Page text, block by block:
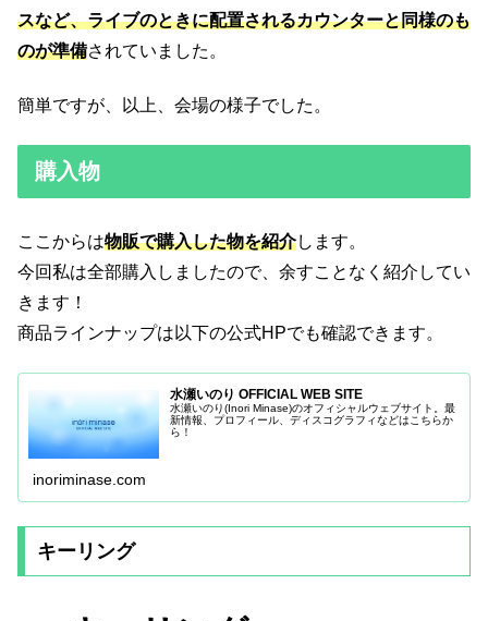
スなど、ライブのときに配置されるカウンターと同様のも
のが準備されていました。
簡単ですが、以上、会場の様子でした。
購入物
ここからは物販で購入した物を紹介します。
今回私は全部購入しましたので、余すことなく紹介してい
きます！
商品ラインナップは以下の公式HPでも確認できます。
水瀬いのり OFFICIAL WEB SITE
水瀬いのり(Inori Minase)のオフィシャルウェブサイト。最
新情報、プロフィール、ディスコグラフィなどはこちらか
ら！
inoriminase.com
キーリング